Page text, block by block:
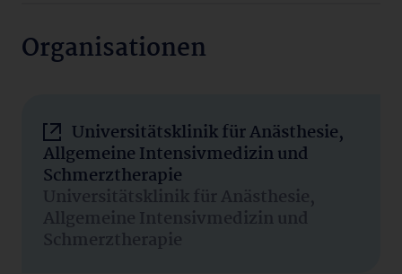
Organisationen
Universitätsklinik für Anästhesie,
Allgemeine Intensivmedizin und
Schmerztherapie
Universitätsklinik für Anästhesie,
Allgemeine Intensivmedizin und
Schmerztherapie